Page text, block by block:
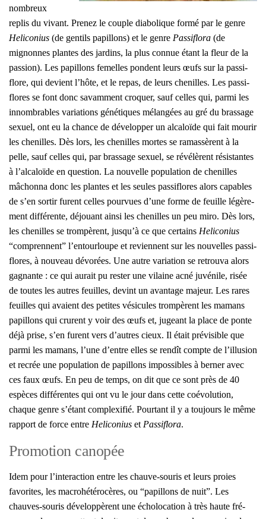
nom­breux
replis du vivant. Pre­nez le couple dia­bo­lique for­mé par le genre
Heli­co­nius (de gen­tils papillons) et le genre Pas­si­flo­ra (de
mignonnes plantes des jar­dins, la plus connue étant la fleur de la
pas­sion). Les papillons femelles pondent leurs œufs sur la pas­si­
flore, qui devient l’hôte, et le repas, de leurs che­nilles. Les pas­si­
flores se font donc savam­ment cro­quer, sauf celles qui, par­mi les
innom­brables varia­tions géné­tiques mélan­gées au gré du bras­sage
sexuel, ont eu la chance de déve­lop­per un alca­loïde qui fait mou­rir
les che­nilles. Dès lors, les che­nilles mortes se ramas­sèrent à la
pelle, sauf celles qui, par bras­sage sexuel, se révé­lèrent résis­tantes
à l’alcaloïde en ques­tion. La nou­velle popu­la­tion de che­nilles
mâchon­na donc les plantes et les seules pas­si­flores alors capables
de s’en sor­tir furent celles pour­vues d’une forme de feuille légè­re­
ment dif­fé­rente, déjouant ain­si les che­nilles un peu miro. Dès lors,
les che­nilles se trom­pèrent, jusqu’à ce que cer­tains Heli­co­nius
“com­prennent” l’entourloupe et reviennent sur les nou­velles pas­si­
flores, à nou­veau dévo­rées. Une autre varia­tion se retrou­va alors
gagnante : ce qui aurait pu res­ter une vilaine acné juvé­nile, risée
de toutes les autres feuilles, devint un avan­tage majeur. Les rares
feuilles qui avaient des petites vési­cules trom­pèrent les mamans
papillons qui crurent y voir des œufs et, jugeant la place de ponte
déjà prise, s’en furent vers d’autres cieux. Il était pré­vi­sible que
par­mi les mamans, l’une d’entre elles se ren­dît compte de l’illusion
et recrée une popu­la­tion de papillons impos­sibles à ber­ner avec
ces faux œufs. En peu de temps, on dit que ce sont près de 40
espèces dif­fé­rentes qui ont vu le jour dans cette coévo­lu­tion,
chaque genre s’étant com­plexi­fié. Pour­tant il y a tou­jours le même
rap­port de force entre Heli­co­nius etPas­si­flo­ra.
Promotion canopée
Idem pour l’interaction entre les chauve-sou­ris et leurs proies
favo­rites, les macro­hé­té­ro­cères, ou “papillons de nuit”. Les
chauves-sou­ris déve­lop­pèrent une écho­lo­ca­tion à très haute fré­